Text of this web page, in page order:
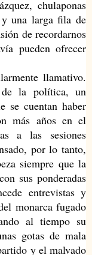
chulaponas
y una larga fila de
de recordarnos
pueden ofrecer
llamativo.
la política, un
se cuentan haber
más años en el
a las sesiones
por lo tanto,
siempre que la
sus ponderadas
entrevistas y
monarca fugado
al tiempo su
gotas de mala
y el malvado